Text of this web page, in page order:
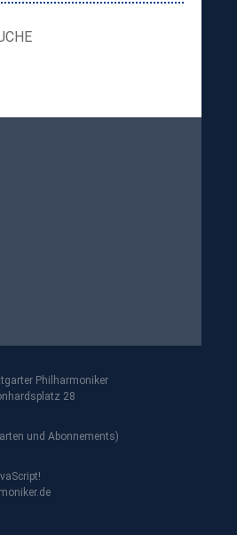
Philharmoniker
28
und Abonnements)